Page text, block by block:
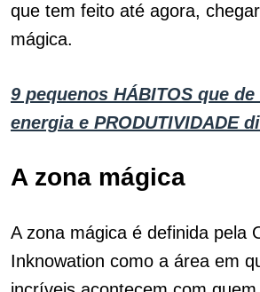
que tem feito até agora,
mágica.
9 pequenos HÁBITOS que
energia e PRODUTIVIDADE
A zona mágica
A zona mágica é definida pela
Inknowation como a área em